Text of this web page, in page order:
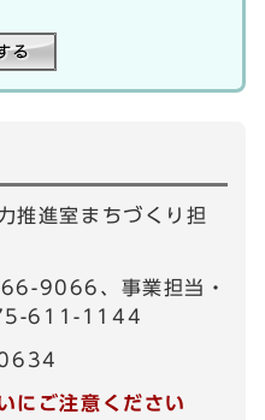
推進室まちづくり担
9066、事業担当・
611-1144
にご注意ください